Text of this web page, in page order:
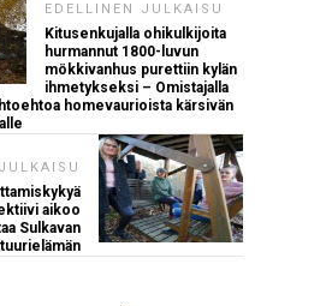
EDELLINEN JULKAISU
Kitusenkujalla ohikulkijoita
hurmannut 1800-luvun
mökkivanhus purettiin kylän
ihmetykseksi – Omistajalla
homevaurioista kärsivän
aikoo
Sulkavan